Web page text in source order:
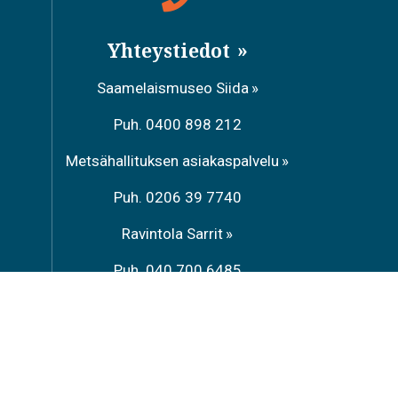
Yhteystiedot
Saamelaismuseo Siida
Puh. 0400 898 212
Metsähallituksen asiakaspalvelu
Puh. 0206 39 7740
Ravintola Sarrit
Puh. 040 700 6485